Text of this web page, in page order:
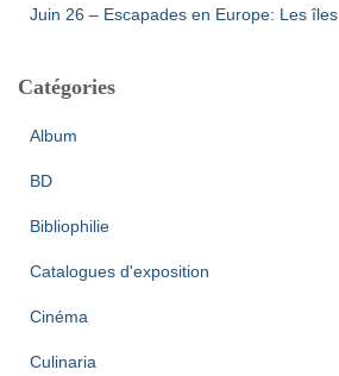
Juin 26 – Escapades en Europe: Les îles
Catégories
Album
BD
Bibliophilie
Catalogues d'exposition
Cinéma
Culinaria